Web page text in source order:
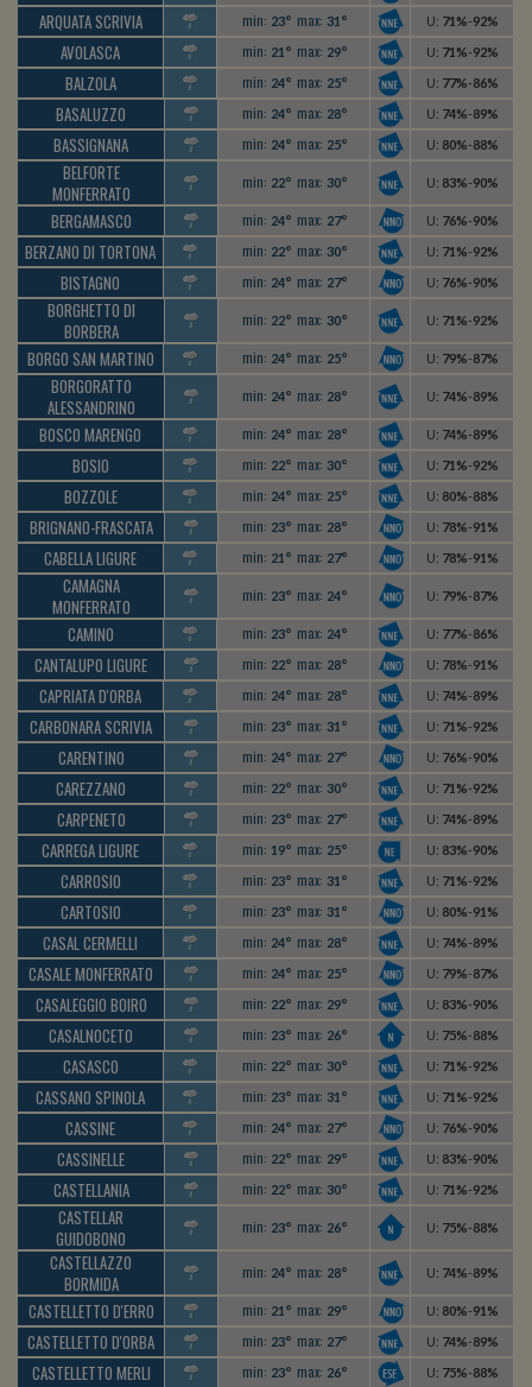
ARQUATA SCRIVIA min: 23° max: 31° U: 71%-92%
AVOLASCA min: 21° max: 29° U: 71%-92%
BALZOLA min: 24° max: 25° U: 77%-86%
BASALUZZO min: 24° max: 28° U: 74%-89%
BASSIGNANA min: 24° max: 25° U: 80%-88%
BELFORTE
MONFERRATO
min: 22° max: 30° U: 83%-90%
BERGAMASCO min: 24° max: 27° U: 76%-90%
BERZANO DI TORTONA min: 22° max: 30° U: 71%-92%
BISTAGNO min: 24° max: 27° U: 76%-90%
BORGHETTO DI
BORBERA
min: 22° max: 30° U: 71%-92%
BORGO SAN MARTINO min: 24° max: 25° U: 79%-87%
BORGORATTO
ALESSANDRINO
min: 24° max: 28° U: 74%-89%
BOSCO MARENGO min: 24° max: 28° U: 74%-89%
BOSIO min: 22° max: 30° U: 71%-92%
BOZZOLE min: 24° max: 25° U: 80%-88%
BRIGNANO-FRASCATA min: 23° max: 28° U: 78%-91%
CABELLA LIGURE min: 21° max: 27° U: 78%-91%
CAMAGNA
MONFERRATO
min: 23° max: 24° U: 79%-87%
CAMINO min: 23° max: 24° U: 77%-86%
CANTALUPO LIGURE min: 22° max: 28° U: 78%-91%
CAPRIATA D'ORBA min: 24° max: 28° U: 74%-89%
CARBONARA SCRIVIA min: 23° max: 31° U: 71%-92%
CARENTINO min: 24° max: 27° U: 76%-90%
CAREZZANO min: 22° max: 30° U: 71%-92%
CARPENETO min: 23° max: 27° U: 74%-89%
CARREGA LIGURE min: 19° max: 25° U: 83%-90%
CARROSIO min: 23° max: 31° U: 71%-92%
CARTOSIO min: 23° max: 31° U: 80%-91%
CASAL CERMELLI min: 24° max: 28° U: 74%-89%
CASALE MONFERRATO min: 24° max: 25° U: 79%-87%
CASALEGGIO BOIRO min: 22° max: 29° U: 83%-90%
CASALNOCETO min: 23° max: 26° U: 75%-88%
CASASCO min: 22° max: 30° U: 71%-92%
CASSANO SPINOLA min: 23° max: 31° U: 71%-92%
CASSINE min: 24° max: 27° U: 76%-90%
CASSINELLE min: 22° max: 29° U: 83%-90%
CASTELLANIA min: 22° max: 30° U: 71%-92%
CASTELLAR
GUIDOBONO
min: 23° max: 26° U: 75%-88%
CASTELLAZZO
BORMIDA
min: 24° max: 28° U: 74%-89%
CASTELLETTO D'ERRO min: 21° max: 29° U: 80%-91%
CASTELLETTO D'ORBA min: 23° max: 27° U: 74%-89%
CASTELLETTO MERLI min: 23° max: 26° U: 75%-88%